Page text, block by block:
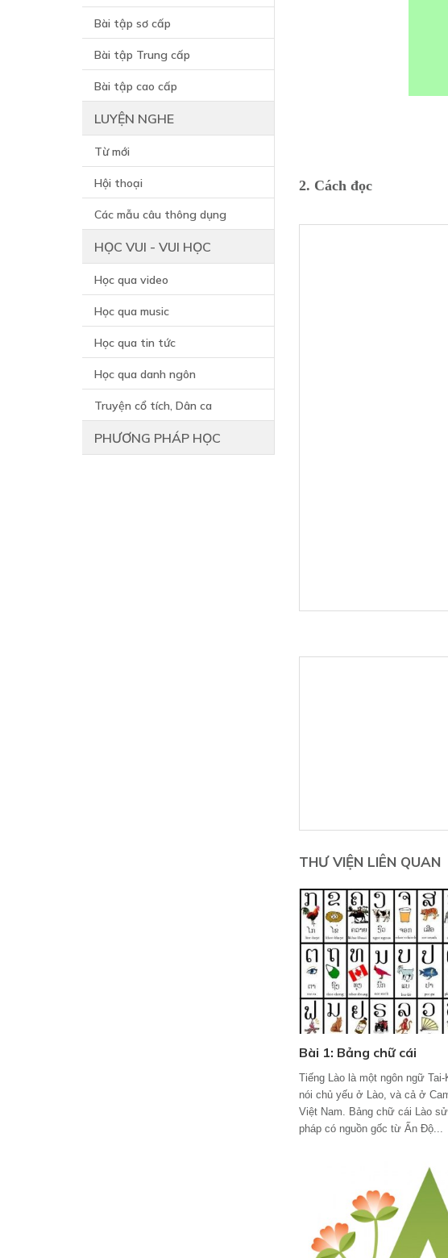
Bài tập sơ cấp
Bài tập Trung cấp
Bài tập cao cấp
LUYỆN NGHE
Từ mới
Hội thoại
Các mẫu câu thông dụng
HỌC VUI - VUI HỌC
Học qua video
Học qua music
Học qua tin tức
Học qua danh ngôn
Truyện cổ tích, Dân ca
PHƯƠNG PHÁP HỌC
2. Cách đọc
THƯ VIỆN LIÊN QUAN
Bài 1: Bảng chữ cái
Tiếng Lào là một ngôn ngữ
nói chủ yếu ở Lào, và cả ở
Việt Nam. Bảng chữ cái Lào
pháp có nguồn gốc từ Ấn Độ...